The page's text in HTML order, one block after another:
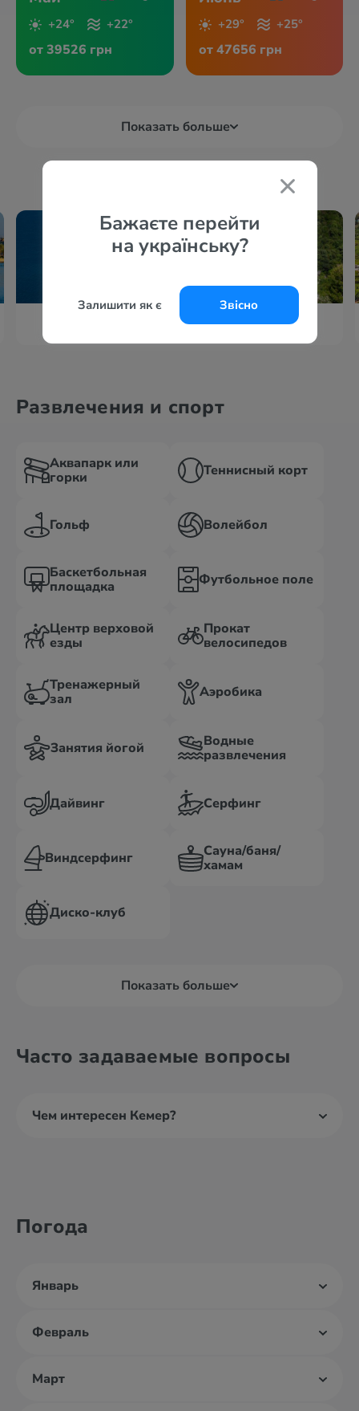
Бажаєте перейти
на українську?
Залишити як є Звісно
+24° +22°
от 39526 грн
+29° +25°
от 47656 грн
Показать больше
Мармарис
Развлечения и спорт
Аквапарк или
горки
Теннисный корт
Гольф Волейбол
Баскетбольная
площадка
Футбольное поле
Центр верховой
езды
Прокат
велосипедов
Тренажерный
зал
Аэробика
Занятия йогой
Водные
развлечения
Дайвинг Серфинг
Виндсерфинг
Сауна/баня/
хамам
Диско-клуб
Показать больше
Часто задаваемые вопросы
Чем интересен Кемер?
Погода
Январь
Февраль
Март